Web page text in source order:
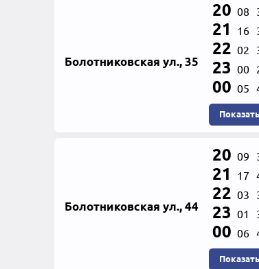
Болотниковская ул., 35
20 08
21 16
22 02
23 00
00 05
Болотниковская ул., 44
20 09
21 17
22 03
23 01
00 06